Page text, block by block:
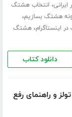
، انتخاب هشتگ
هشتگ بسازیم،
اینستاگرام،هشتگ
دانلود کتاب
و راهنمای رفع